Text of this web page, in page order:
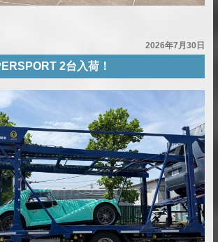
2026年7月30日
2台入荷！